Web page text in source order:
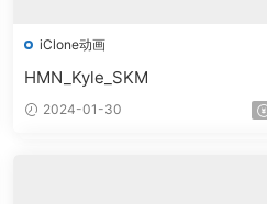
iClone动画
HMN_Kyle_SKM
2024-01-30